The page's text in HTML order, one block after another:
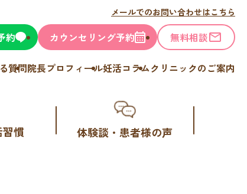
メールでのお問い合わせはこちら
約 カウンセリング予約 無料相談
質問院長プロフィール妊活コラムクリニックのご案内
習慣 体験談・患者様の声